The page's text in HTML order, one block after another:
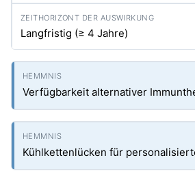
Langfristig (≥ 4 Jahre)
Verfügbarkeit alternativer
Kühlkettenlücken für